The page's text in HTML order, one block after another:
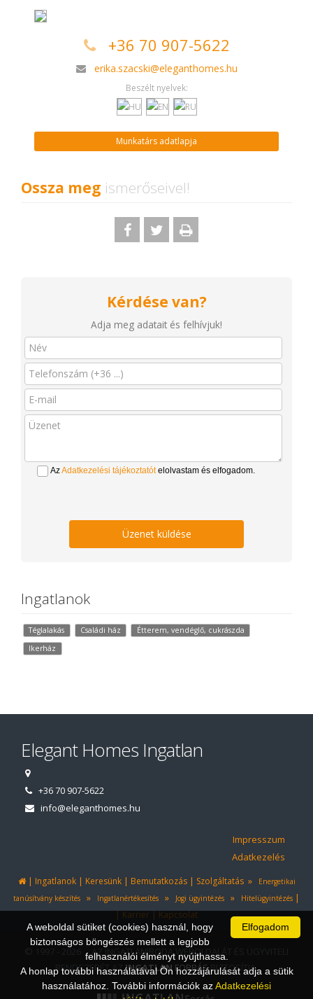
+36 70 907-5622
erika.szacski@eleganthomes.hu
Beszélt nyelvek:
Munkatárs adatlapja
Ossza meg ismerőseivel!
Kérdése van?
Adja meg adatait és felhívjuk!
AzAdatkezelési tájékoztatótelolvastam és elfogadom.
Üzenet küldése
Ingatlanok
Téglalakás Családi ház
Étterem, vendéglő, cukrászda
Ikerház
Elegant Homes Ingatlan
+36 70 907-5622
info@eleganthomes.hu
Impresszum
Adatkezelés
| Ingatlanok| Keresünk| Bemutatkozás| Szolgáltatás»
Energetikai
tanúsítvány készítés
» Ingatlanértékesítés » Jogi ügyintézés » Hitelügyintézés |
|Karrier|Kapcsolat
© 1997 - 2026 AZ INGATLANIRODA WEBOLDALÁT ÉS ÜGYVITELI
RENDSZERÉT AZINGATLAN FORRÁSBIZTOSÍTJA.
Elfogadom
A weboldal sütiket (cookies) használ, hogy
biztonságos böngészés mellett a legjobb
felhasználói élményt nyújthassa.
A honlap további használatával Ön hozzájárulását adja a sütik
használatához. További információk azAdatkezelési